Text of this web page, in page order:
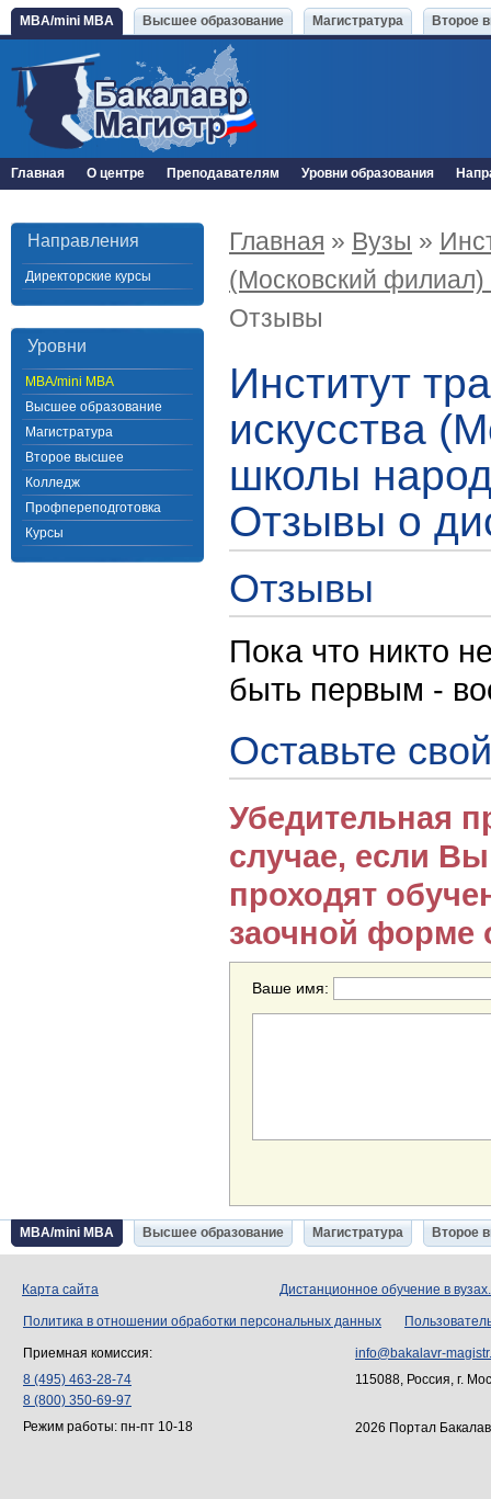
MBA/mini MBA Высшее образование Магистратура Второе
Главная О центре Преподавателям Уровни образования
Направления
Директорские курсы
Уровни
MBA/mini MBA
Высшее образование
Магистратура
Второе высшее
Колледж
Профпереподготовка
Курсы
Главная » Вузы »
(Московский
Отзывы
Институт
искусства
школы
Отзывы о
Отзывы
Пока что никто
быть первым -
Оставьте
Убедительная
случае, если
проходят
заочной форме
Ваше имя:
MBA/mini MBA Высшее образование Магистратура Второе
Карта сайта Дистанционное обучение в
Политика в отношении обработки персональных данных
Приемная комиссия:
8 (495) 463-28-74
8 (800) 350-69-97
Режим работы: пн-пт 10-18
info@bakalavr-
115088, Россия, г.
2026 Портал